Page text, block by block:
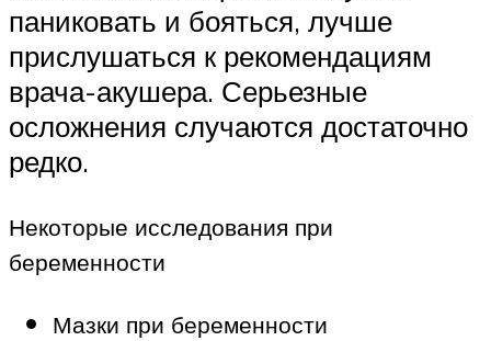
паниковать и бояться, лучше
прислушаться к рекомендациям
врача-акушера. Серьезные
осложнения случаются достаточно
редко.
Некоторые исследования при
беременности
Мазки при беременности